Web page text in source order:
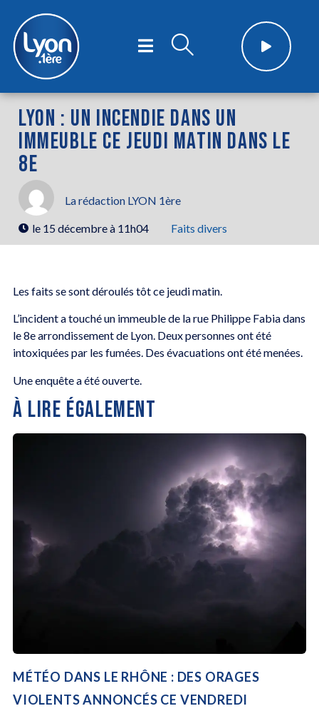
LYON : UN INCENDIE DANS UN
IMMEUBLE CE JEUDI MATIN DANS LE
8E
La rédaction LYON 1ère
le 15 décembre à 11h04 Faits divers
Les faits se sont déroulés tôt ce jeudi matin.
L’incident a touché un immeuble de la rue Philippe Fabia dans
le 8e arrondissement de Lyon. Deux personnes ont été
intoxiquées par les fumées. Des évacuations ont été menées.
Une enquête a été ouverte.
À LIRE ÉGALEMENT
MÉTÉO DANS LE RHÔNE : DES ORAGES
VIOLENTS ANNONCÉS CE VENDREDI